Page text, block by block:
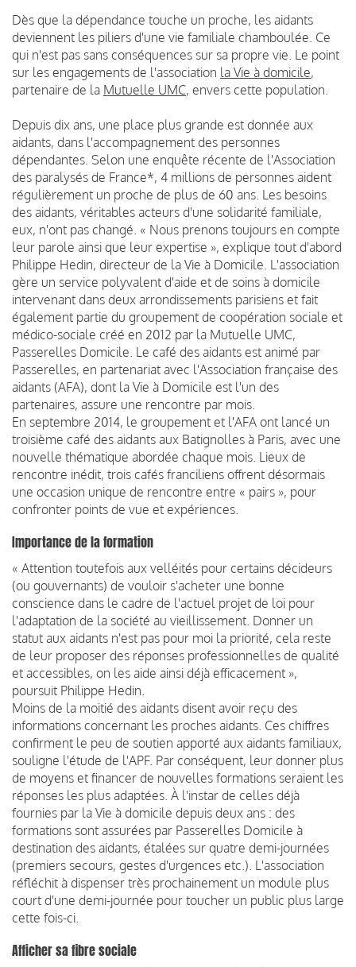
Dès que la dépendance touche un proche, les aidants
deviennent les piliers d'une vie familiale chamboulée. Ce
qui n'est pas sans conséquences sur sa propre vie. Le point
sur les engagements de l'association la Vie à domicile,
partenaire de la Mutuelle UMC, envers cette population.
Depuis dix ans, une place plus grande est donnée aux
aidants, dans l'accompagnement des personnes
dépendantes. Selon une enquête récente de l'Association
des paralysés de France*, 4 millions de personnes aident
régulièrement un proche de plus de 60 ans. Les besoins
des aidants, véritables acteurs d'une solidarité familiale,
eux, n'ont pas changé. « Nous prenons toujours en compte
leur parole ainsi que leur expertise », explique tout d'abord
Philippe Hedin, directeur de la Vie à Domicile. L'association
gère un service polyvalent d'aide et de soins à domicile
intervenant dans deux arrondissements parisiens et fait
également partie du groupement de coopération sociale et
médico-sociale créé en 2012 par la Mutuelle UMC,
Passerelles Domicile. Le café des aidants est animé par
Passerelles, en partenariat avec l'Association française des
aidants (AFA), dont la Vie à Domicile est l'un des
partenaires, assure une rencontre par mois.
En septembre 2014, le groupement et l'AFA ont lancé un
troisième café des aidants aux Batignolles à Paris, avec une
nouvelle thématique abordée chaque mois. Lieux de
rencontre inédit, trois cafés franciliens offrent désormais
une occasion unique de rencontre entre « pairs », pour
confronter points de vue et expériences.
Importance de la formation
« Attention toutefois aux velléités pour certains décideurs
(ou gouvernants) de vouloir s'acheter une bonne
conscience dans le cadre de l'actuel projet de loi pour
l'adaptation de la société au vieillissement. Donner un
statut aux aidants n'est pas pour moi la priorité, cela reste
de leur proposer des réponses professionnelles de qualité
et accessibles, on les aide ainsi déjà efficacement »,
poursuit Philippe Hedin.
Moins de la moitié des aidants disent avoir reçu des
informations concernant les proches aidants. Ces chiffres
confirment le peu de soutien apporté aux aidants familiaux,
souligne l'étude de l'APF. Par conséquent, leur donner plus
de moyens et financer de nouvelles formations seraient les
réponses les plus adaptées. À l'instar de celles déjà
fournies par la Vie à domicile depuis deux ans : des
formations sont assurées par Passerelles Domicile à
destination des aidants, étalées sur quatre demi-journées
(premiers secours, gestes d'urgences etc.). L'association
réfléchit à dispenser très prochainement un module plus
court d'une demi-journée pour toucher un public plus large
cette fois-ci.
Afficher sa fibre sociale